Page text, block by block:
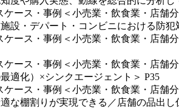
ケース・事例＜小売業・飲食業・店
設・デパート・コンビニにおける防犯
ケース・事例＜小売業・飲食業・店舗
ケース・事例＜小売業・飲食業・店舗
適化）×シンクエージェント＞ P35
ケース・事例＜小売業・飲食業・店舗
な棚割りが実現できる／店舗の品出